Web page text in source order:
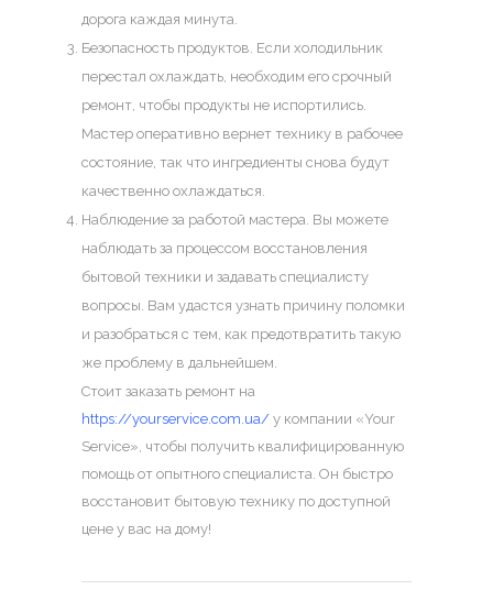
дорога каждая минута.
Безопасность продуктов. Если холодильник
перестал охлаждать, необходим его срочный
ремонт, чтобы продукты не испортились.
Мастер оперативно вернет технику в рабочее
состояние, так что ингредиенты снова будут
качественно охлаждаться.
Наблюдение за работой мастера. Вы можете
наблюдать за процессом восстановления
бытовой техники и задавать специалисту
вопросы. Вам удастся узнать причину поломки
и разобраться с тем, как предотвратить такую
же проблему в дальнейшем.
Стоит заказать ремонт на
https://yourservice.com.ua/ у компании «Your
Service», чтобы получить квалифицированную
помощь от опытного специалиста. Он быстро
восстановит бытовую технику по доступной
цене у вас на дому!